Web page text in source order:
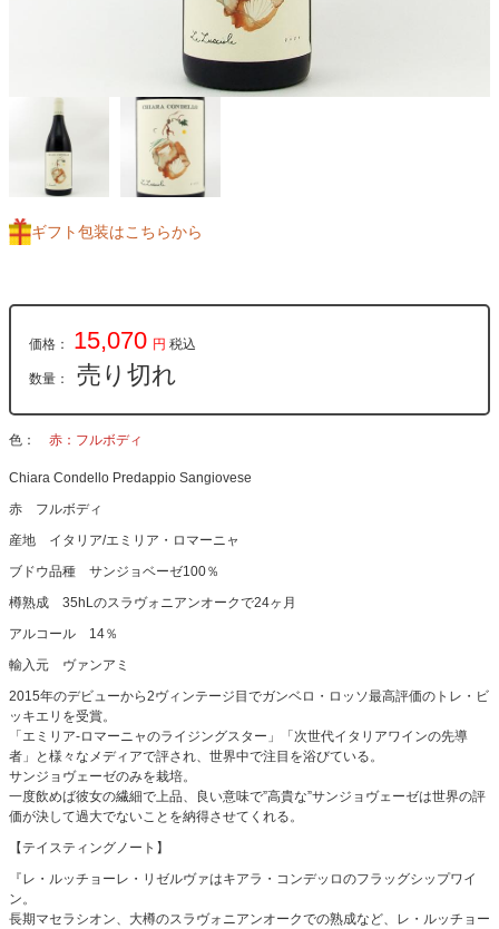
ギフト包装はこちらから
価格： 15,070 円 税込
数量： 売り切れ
色 赤：フルボディ
Chiara Condello Predappio Sangiovese
赤 フルボディ
産地 イタリア/エミリア・ロマーニャ
ブドウ品種 サンジョベーゼ100％
樽熟成 35hLのスラヴォニアンオークで24ヶ月
アルコール 14％
輸入元 ヴァンアミ
2015年のデビューから2ヴィンテージ目でガンベロ・ロッソ最高評価のトレ・ビ
ッキエリを受賞。
「エミリア-ロマーニャのライジングスター」「次世代イタリアワインの先導
者」と様々なメディアで評され、世界中で注目を浴びている。
サンジョヴェーゼのみを栽培。
一度飲めば彼女の繊細で上品、良い意味で”高貴な”サンジョヴェーゼは世界の評
価が決して過大でないことを納得させてくれる。
【テイスティングノート】
『レ・ルッチョーレ・リゼルヴァはキアラ・コンデッロのフラッグシップワイ
ン。
長期マセラシオン、大樽のスラヴォニアンオークでの熟成など、レ・ルッチョー